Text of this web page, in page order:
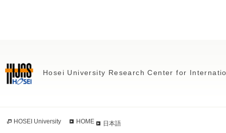
Hosei University Research Center for
HOSEI University HOME 日本語